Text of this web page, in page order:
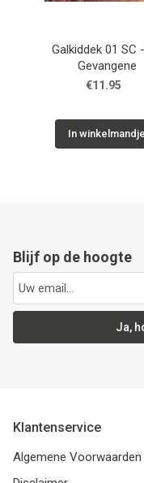
Galkiddek 01 SC
Gevangene
€11.95
In winkelmandje
Blijf op de hoogte
Ja,
Klantenservice
Algemene Voorwaarden